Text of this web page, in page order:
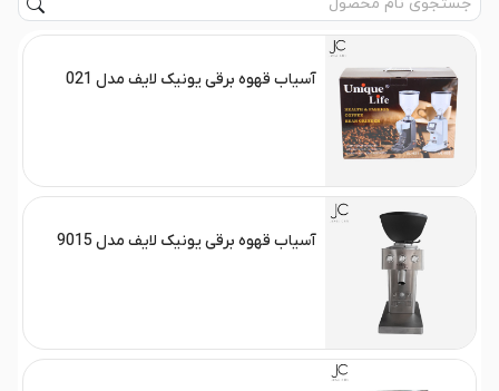
آسیاب قهوه برقی یونیک لایف مدل 021
آسیاب قهوه برقی یونیک لایف مدل 9015